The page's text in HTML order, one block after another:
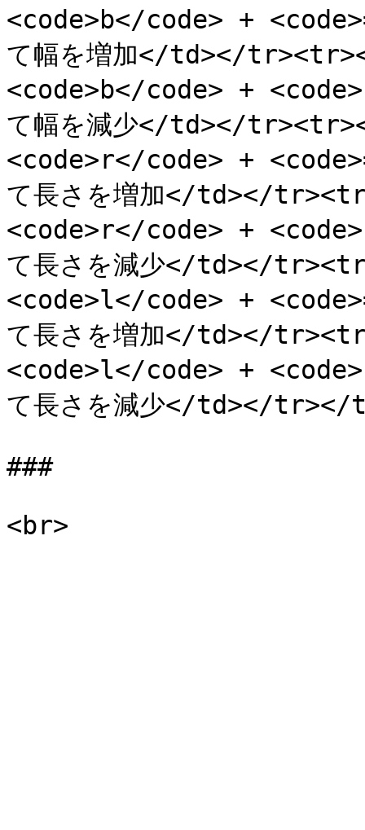
<code>b</code> +
て幅を増加</td></
<code>b</code> +
て幅を減少</td></
<code>r</code> +
て長さを増加</td></
<code>r</code> +
て長さを減少</td></
<code>l</code> +
て長さを増加</td></
<code>l</code> +
て長さを減少</td></
###